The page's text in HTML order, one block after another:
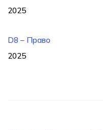
2025
D8 – Право
2025